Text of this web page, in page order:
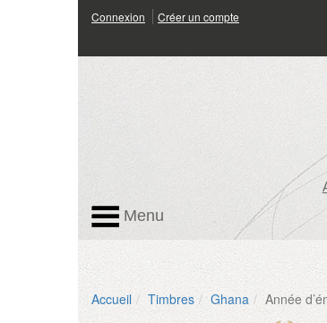
Connexion Créer un compte
Menu
Accueil Timbres Ghana Année